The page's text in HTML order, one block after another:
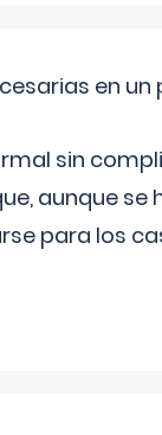
en
sin
aunque
para los